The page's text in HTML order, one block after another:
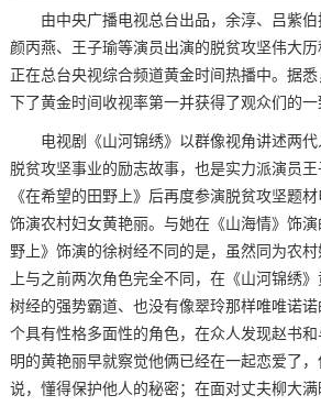
由中央广播电视总台出品，余淳、吕紫伯
颜丙燕、王子瑜等演员出演的脱贫攻坚伟大历
正在总台央视综合频道黄金时间热播中。据
下了黄金时间收视率第一并获得了观众们的一
电视剧《山河锦绣》以群像视角讲述两
脱贫攻坚事业的励志故事，也是实力派演员王
《在希望的田野上》后再度参演脱贫攻坚题
饰演农村妇女黄艳丽。与她在《山海情》饰
野上》饰演的徐树经不同的是，虽然同为农
上与之前两次角色完全不同，在《山河锦绣
树经的强势霸道、也没有像翠玲那样唯唯诺
个具有性格多面性的角色，在众人发现赵书
明的黄艳丽早就察觉他俩已经在一起恋爱了
说，懂得保护他人的秘密；在面对丈夫柳大